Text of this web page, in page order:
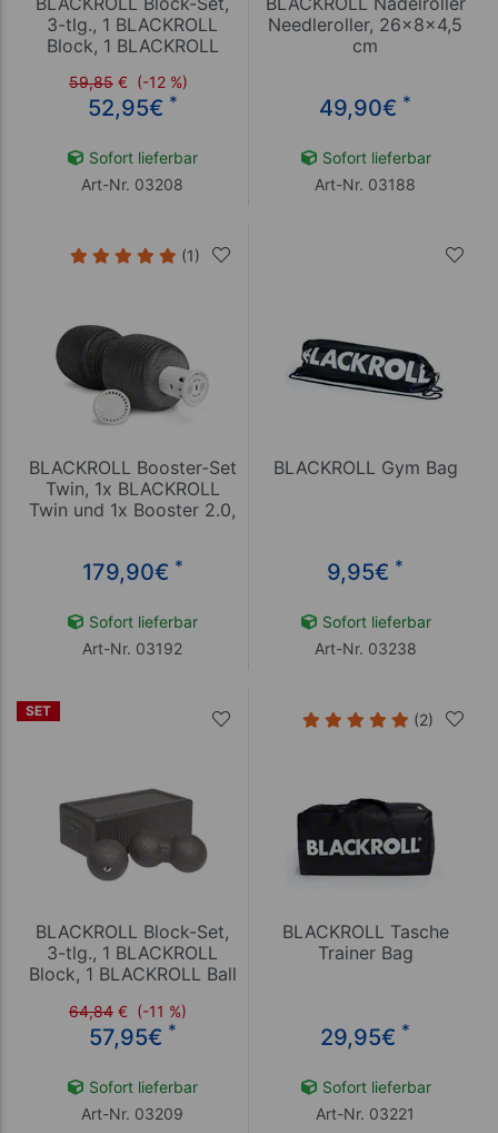
3-tlg., 1 BLACKROLL
Block, 1 BLACKROLL
8 cm
59,85 € (-12 %)
52,95€ *
Sofort lieferbar
Art-Nr. 03208
Needleroller, 26x8x4,5
cm
49,90€ *
Sofort lieferbar
Art-Nr. 03188
(1)
BLACKROLL Booster-Set
Twin, 1x BLACKROLL
Twin und 1x Booster 2.0,
Übungskarte
179,90€ *
Sofort lieferbar
Art-Nr. 03192
BLACKROLL Gym Bag
9,95€ *
Sofort lieferbar
Art-Nr. 03238
SET
BLACKROLL Block-Set,
3-tlg., 1 BLACKROLL
Block, 1 BLACKROLL Ball
ø 8 cm
64,84 € (-11 %)
57,95€ *
Sofort lieferbar
Art-Nr. 03209
(2)
BLACKROLL Tasche
Trainer Bag
29,95€ *
Sofort lieferbar
Art-Nr. 03221